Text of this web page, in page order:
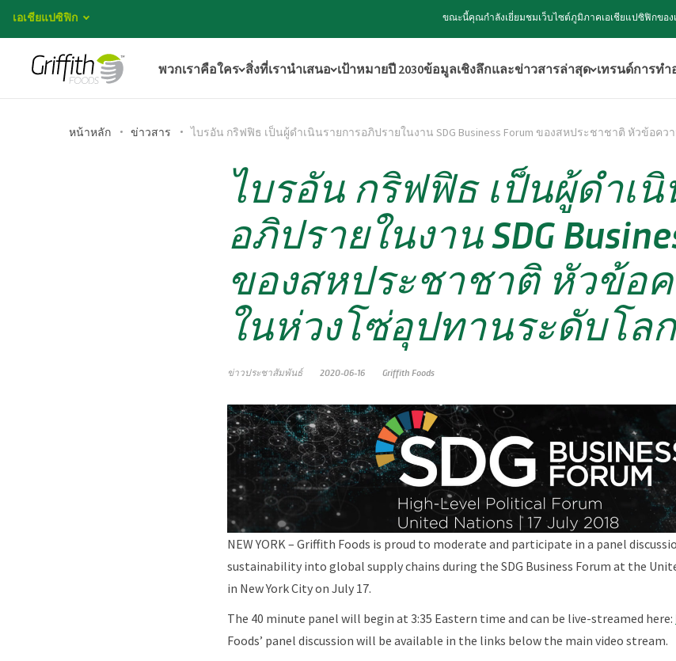
เอเชียแปซิฟิก ขณะนี้คุณกำลังเยี่ยมชมเว็บไซต์ภูมิภาคเอเชียแปซิฟิกของ
พวกเราคือใคร สิ่งที่เรานำเสนอ เป้าหมายปี 2030ข้อมูลเชิงลึกและข่าวสารล่าสุด เทรนด์การทำ
หน้าหลัก ข่าวสาร ไบรอัน กริฟฟิธ เป็นผู้ดำเนินรายการอภิปรายในงาน SDG Business Forum ของสหประชาชาติ หัวข้อค
ไบรอัน กริฟฟิธ เป็นผู้ดำเ
อภิปรายในงาน SDG
ของสหประชาชาติ หัวข้อ
ในห่วงโซ่อุปทานระดับโลก
ข่าวประชาสัมพันธ์ 2020-06-16 Griffith Foods
NEW YORK – Griffith Foods is proud to moderate and participate in a panel
sustainability into global supply chains during the SDG Business Forum at the
in New York City on July 17.
The 40 minute panel will begin at 3:35 Eastern time and can be live-streamed here:
Foods’ panel discussion will be available in the links below the main video stream.